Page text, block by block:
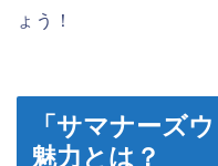
ょう！
「サマナーズ
魅力とは？